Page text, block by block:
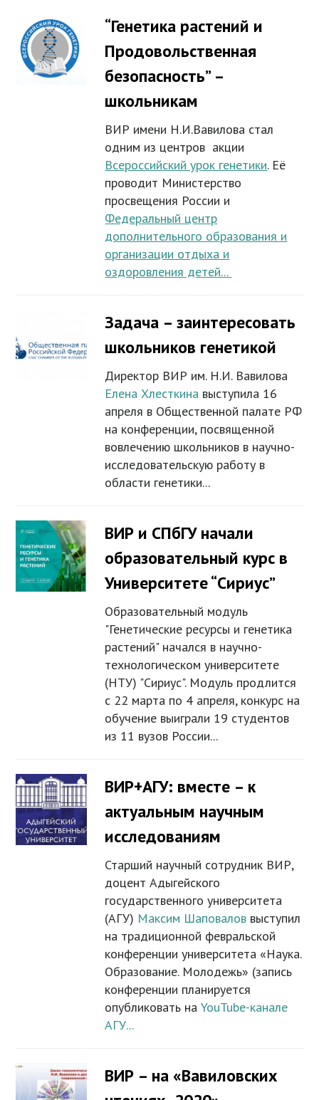
“Генетика растений и
Продовольственная
безопасность” –
школьникам
ВИР имени Н.И.Вавилова стал
одним из центров акции
Всероссийский урок генетики. Её
проводит Министерство
просвещения России и
Федеральный центр
дополнительного образования и
организации отдыха и
оздоровления детей...
Задача – заинтересовать
школьников генетикой
Директор ВИР им. Н.И. Вавилова
Елена Хлесткина выступила 16
апреля в Общественной палате РФ
на конференции, посвященной
вовлечению школьников в научно-
исследовательскую работу в
области генетики...
ВИР и СПбГУ начали
образовательный курс в
Университете “Сириус”
Образовательный модуль
"Генетические ресурсы и генетика
растений" начался в научно-
технологическом университете
(НТУ) "Сириус". Модуль продлится
с 22 марта по 4 апреля, конкурс на
обучение выиграли 19 студентов
из 11 вузов России...
ВИР+АГУ: вместе – к
актуальным научным
исследованиям
Старший научный сотрудник ВИР,
доцент Адыгейского
государственного университета
(АГУ) Максим Шаповалов выступил
на традиционной февральской
конференции университета «Наука.
Образование. Молодежь» (запись
конференции планируется
опубликовать наYouTube-канале
АГУ...
ВИР – на «Вавиловских